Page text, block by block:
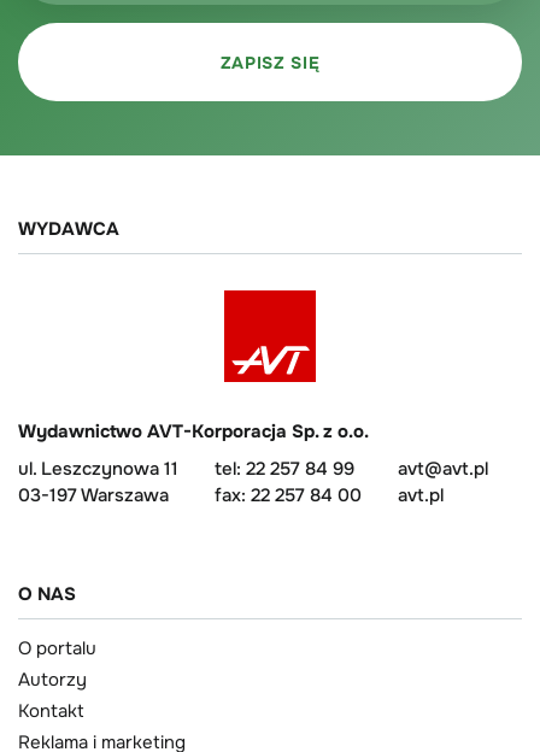
WYDAWCA
Wydawnictwo AVT-Korporacja Sp. z o.o.
ul. Leszczynowa 11
03-197 Warszawa
tel: 22 257 84 99
fax: 22 257 84 00
avt@avt.pl
avt.pl
O NAS
O portalu
Autorzy
Kontakt
Reklama i marketing